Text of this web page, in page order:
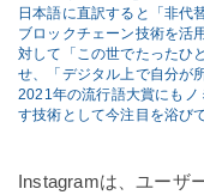
日本語に直訳すると「非代
ブロックチェーン技術を活
対して「この世でたったひ
せ、「デジタル上で自分が
2021年の流行語大賞にもノ
す技術として今注目を浴び
Instagramは、ユーザ